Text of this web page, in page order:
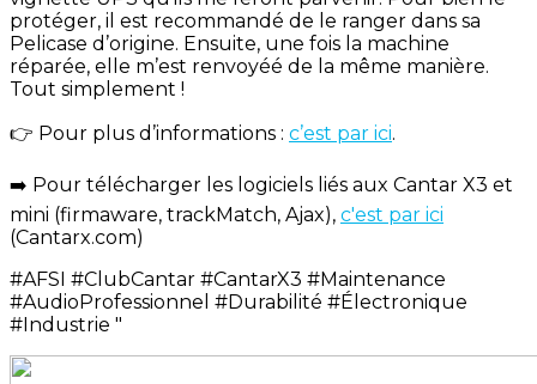
protéger, il est recommandé de le ranger dans sa
Pelicase d’origine. Ensuite, une fois la machine
réparée, elle m’est renvoyéé de la même manière.
Tout simplement !
👉 Pour plus d’informations : c’est par ici.
➡️ Pour télécharger les logiciels liés aux Cantar X3 et
mini (firmaware, trackMatch, Ajax), c'est par ici
(Cantarx.com)
#AFSI #ClubCantar #CantarX3 #Maintenance
#AudioProfessionnel #Durabilité #Électronique
#Industrie "